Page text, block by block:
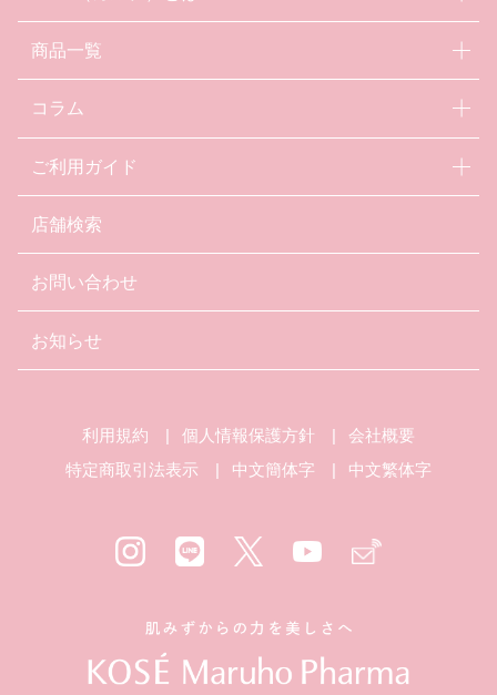
商品一覧
コラム
ご利用ガイド
店舗検索
お問い合わせ
お知らせ
利用規約 個人情報保護方針
会社概要
特定商取引法表示
中文簡体字 中文繁体字